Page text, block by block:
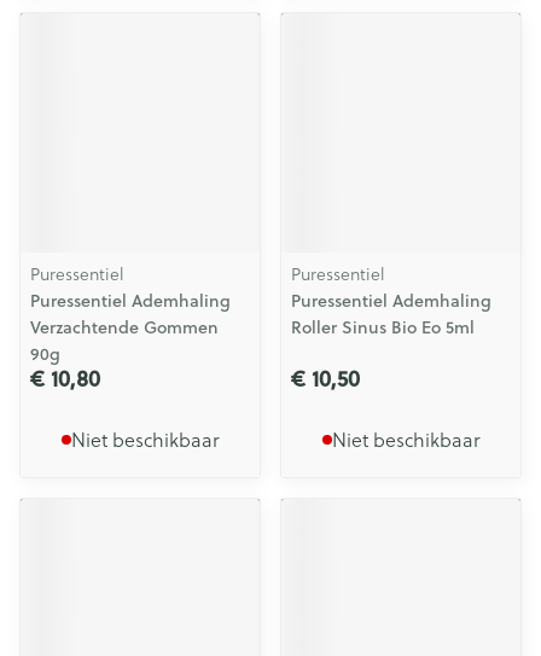
Puressentiel
Puressentiel Ademhaling
Verzachtende Gommen
90g
€ 10,80
Niet beschikbaar
Puressentiel
Puressentiel Ademhaling
Roller Sinus Bio Eo 5ml
€ 10,50
Niet beschikbaar